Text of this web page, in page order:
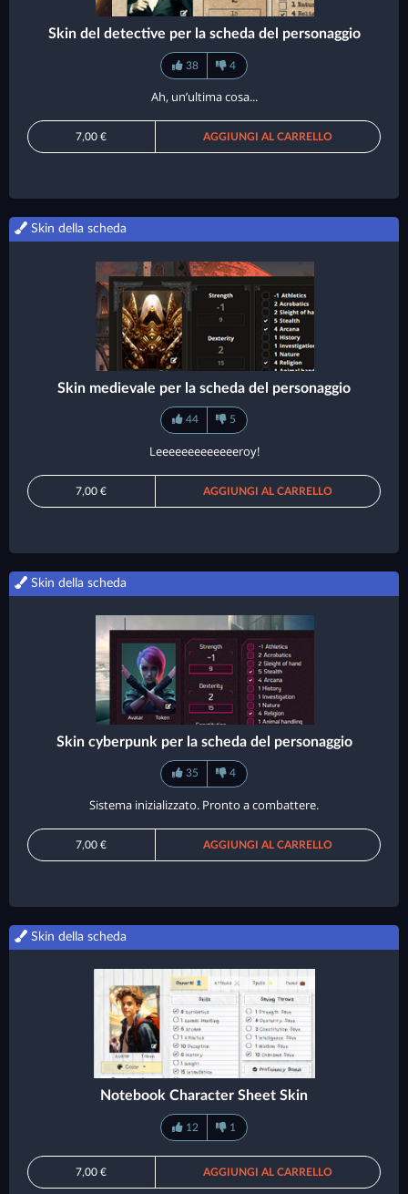
Skin del detective per la scheda del personaggio
38 4
Ah, un’ultima cosa...
7,00 € AGGIUNGI AL CARRELLO
Skin della scheda
Skin medievale per la scheda del personaggio
44 5
Leeeeeeeeeeeeeroy!
7,00 € AGGIUNGI AL CARRELLO
Skin della scheda
Skin cyberpunk per la scheda del personaggio
35 4
Sistema inizializzato. Pronto a combattere.
7,00 € AGGIUNGI AL CARRELLO
Skin della scheda
Notebook Character Sheet Skin
12 1
7,00 € AGGIUNGI AL CARRELLO